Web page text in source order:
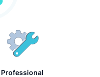
Professional